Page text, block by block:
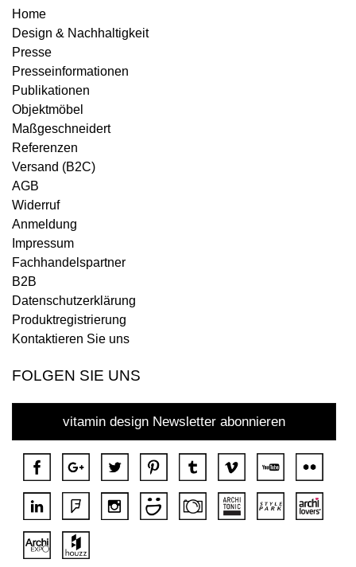
Home
Design & Nachhaltigkeit
Presse
Presseinformationen
Publikationen
Objektmöbel
Maßgeschneidert
Referenzen
Versand (B2C)
AGB
Widerruf
Anmeldung
Impressum
Fachhandelspartner
B2B
Datenschutzerklärung
Produktregistrierung
Kontaktieren Sie uns
FOLGEN SIE UNS
vitamin design Newsletter abonnieren